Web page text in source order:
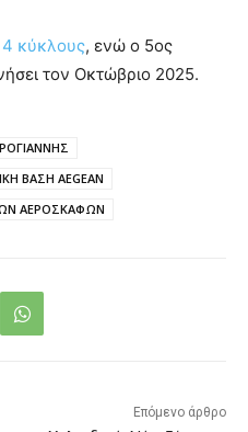
κύκλους, ενώ ο 5ος
τον Οκτώβριο 2025.
ΒΑΣΗ AEGEAN
ΑΕΡΟΣΚΑΦΩΝ
Επόμενο άρθρο